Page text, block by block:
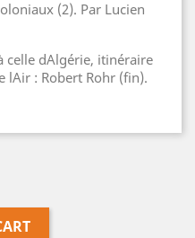
(2). Par Lucien
celle dAlgérie, itinéraire
lAir : Robert Rohr (fin).